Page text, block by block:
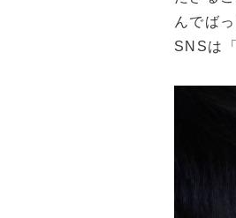
んでば
SNSは